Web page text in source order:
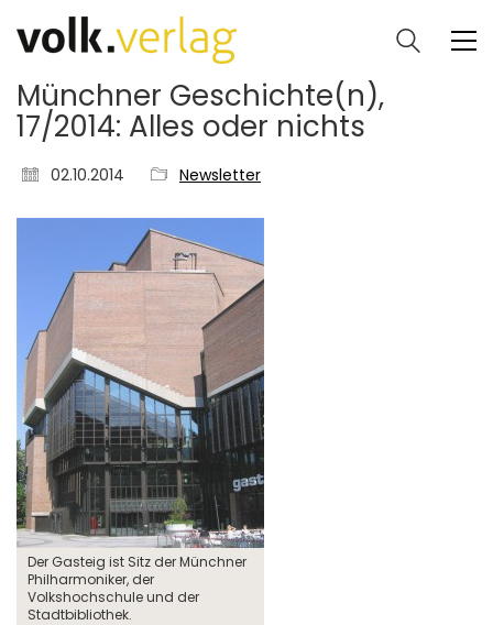
Münchner Geschichte(n),
17/2014: Alles oder nichts
02.10.2014 Newsletter
Der Gasteig ist Sitz der Münchner
Philharmoniker, der
Volkshochschule und der
Stadtbibliothek.